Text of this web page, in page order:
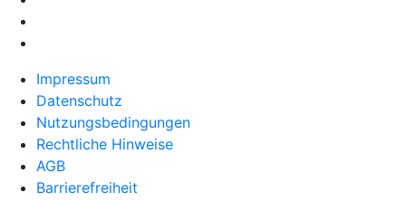
Impressum
Datenschutz
Nutzungsbedingungen
Rechtliche Hinweise
AGB
Barrierefreiheit